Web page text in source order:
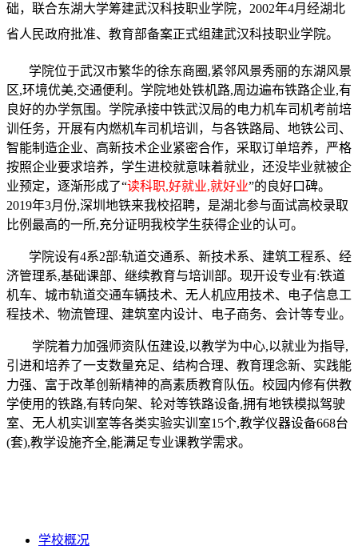
础，联合东湖大学筹建武汉科技职业学院，2002年4月经湖北
省人民政府批准、教育部备案正式组建武汉科技职业学院。
学院位于武汉市繁华的徐东商圈,紧邻风景秀丽的东湖风景
区,环境优美,交通便利。学院地处铁机路,周边遍布铁路企业,有
良好的办学氛围。学院承接中铁武汉局的电力机车司机考前培
训任务，开展有内燃机车司机培训，与各铁路局、地铁公司、
智能制造企业、高新技术企业紧密合作，采取订单培养，严格
按照企业要求培养，学生进校就意味着就业，还没毕业就被企
业预定， 逐渐形成了“读科职,好就业,就好业”的良好口碑。
2019年3月份,深圳地铁来我校招聘，是湖北参与面试高校录取
比例最高的一所,充分证明我校学生获得企业的认可。
学院设有4系2部:轨道交通系、新技术系、建筑工程系、经
济管理系,基础课部、 继续教育与培训部。现开设专业有:铁道
机车、城市轨道交通车辆技术、无人机应用技术、电子信息工
程技术、物流管理、建筑室内设计、电子商务、会计等专业。
学院着力加强师资队伍建设,以教学为中心,以就业为指导,
引进和培养了一支数量充足、结构合理、教育理念新、实践能
力强、富于改革创新精神的高素质教育队伍。校园内修有供教
学使用的铁路,有转向架、轮对等铁路设备,拥有地铁模拟驾驶
室、无人机实训室等各类实验实训室15个,教学仪器设备668台
(套),教学设施齐全,能满足专业课教学需求。
学校概况